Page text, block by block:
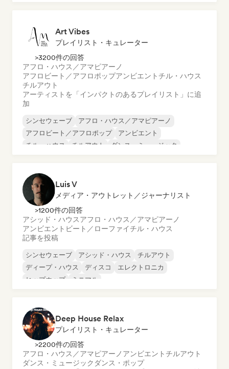
Art Vibes
プレイリスト・キュレーター
>3200件の回答
アフロ・ハウス／アマピアーノ
アフロビート／アフロポップアンビエント チル・ハウス
チルアウト
アーティストを「インパクトのあるプレイリスト」に追
加
シンセウェーブ
アフロ・ハウス／アマピアーノ
アフロビート／アフロポップ
アンビエント
チル・ハウス
チルアウト
ダンス・ミュージック
Luis V
メディア・アウトレット／ジャーナリスト
>1200件の回答
アシッド・ハウスアフロ・ハウス／アマピアーノ
アンビエント ビート／ローファイチル・ハウス
記事を投稿
シンセウェーブ アシッド・ハウス
チルアウト
ディープ・ハウス
ディスコ
エレクトロニカ
ヒップホップ
ミニマル
Deep House Relax
プレイリスト・キュレーター
>2200件の回答
アフロ・ハウス／アマピアーノ アンビエント チルアウト
ダンス・ミュージック ダンス・ポップ